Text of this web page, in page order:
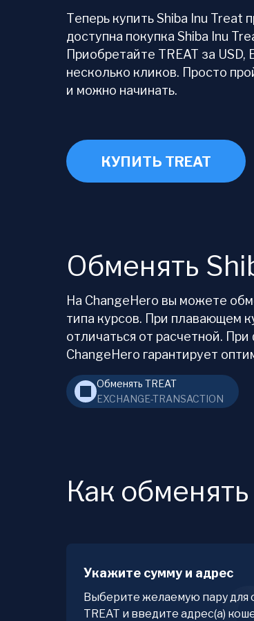
Теперь купить Shiba Inu Treat
доступна покупка Shiba Inu
Приобретайте TREAT за
несколько кликов. Просто
и можно начинать.
КУПИТЬ TREAT
Обменять
На ChangeHero вы можете
типа курсов. При плавающем
отличаться от расчетной.
ChangeHero гарантирует
Обменять TREAT
EXCHANGE-TRANSACTION
Как
Укажите сумму и адрес
Выберите желаемую пару для
TREAT и введите адрес(а)